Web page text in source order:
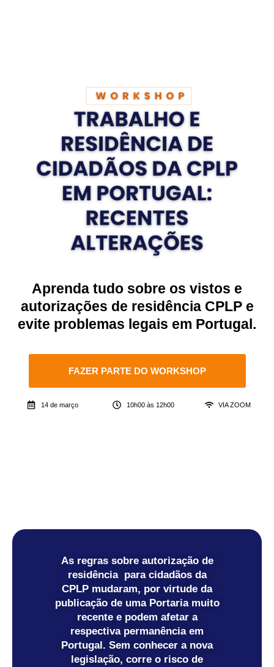
Aprenda tudo sobre os vistos e
autorizações de residência CPLP e
evite problemas legais em Portugal.
FAZER PARTE DO WORKSHOP
14 de março 10h00 às 12h00 VIA ZOOM
As regras sobre autorização de
residência para cidadãos da
CPLP mudaram, por virtude da
publicação de uma Portaria muito
recente e podem afetar a
respectiva permanência em
Portugal. Sem conhecer a nova
legislação, corre o risco de